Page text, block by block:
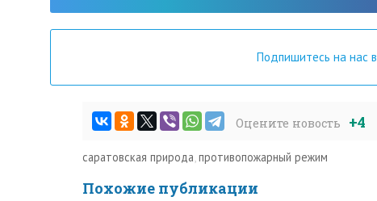
Подпишитесь на нас в
Оцените новость +4
саратовская природа,противопожарный режим
Похожие публикации